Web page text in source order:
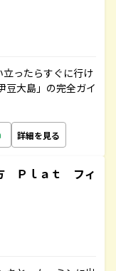
ったらすぐに行け
大島」の完全ガイ
詳細を見る
Ｐｌａｔ フィ